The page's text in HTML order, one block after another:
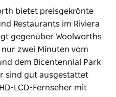
bietet preisgekrönte
Restaurants im Riviera
gegenüber Woolworths
zwei Minuten vom
dem Bicentennial Park
sind gut ausgestattet
LCD-Fernseher mit